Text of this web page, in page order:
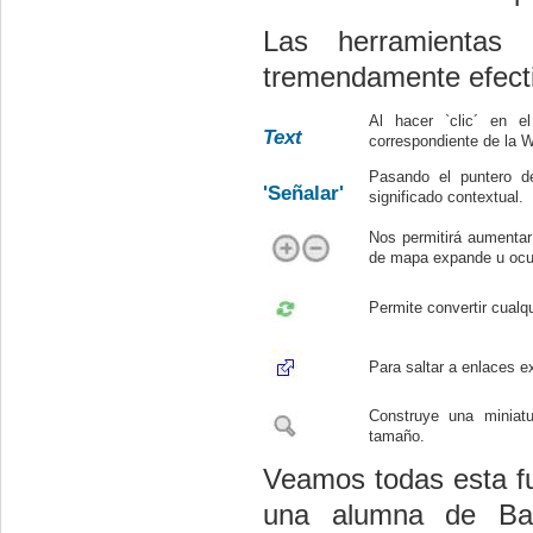
Las
tremendamente
Text
Al hacer `clic´ en
correspondiente de la
'Señalar'
Pasando el puntero
significado contextual.
Nos permitirá
de mapa expande u
Permite convertir
Para saltar a enlaces
Construye una
tamaño.
Veamos todas esta
una alumna de